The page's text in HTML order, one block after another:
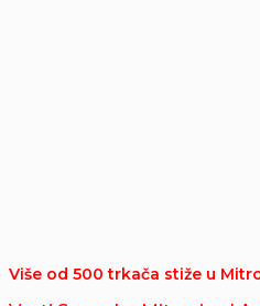
Više od 500 trkača stiže u